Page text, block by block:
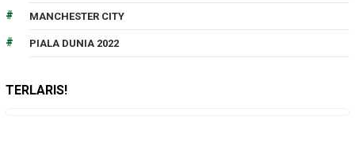
MANCHESTER CITY
PIALA DUNIA 2022
TERLARIS!